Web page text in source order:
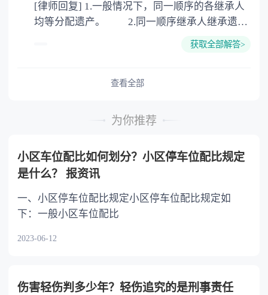
公证。
[律师回复] 1.一般情况下，同一顺序的各继承人
均等分配遗产。 2.同一顺序继承人继承遗产
或者与被继承人共同生活的继承人，分配遗产
的继承人，不尽扶养义务的，分配遗产时，应当
获取全部解答>
查看全部
为你推荐
小区车位配比如何划分？小区停车位配比规定
是什么？ 报资讯
一、小区停车位配比规定小区停车位配比规定如
下：一般小区车位配比
2023-06-12
伤害轻伤判多少年？轻伤追究的是刑事责任